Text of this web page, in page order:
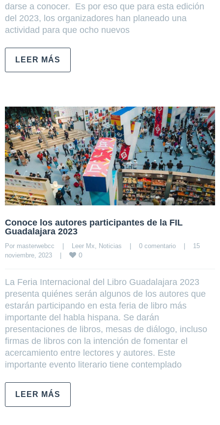
darse a conocer. Es por eso que para esta edición
del 2023, los organizadores han planeado una
actividad para que ocho nuevos
LEER MÁS
Conoce los autores participantes de la FIL
Guadalajara 2023
Por masterwebcc Leer Mx, Noticias 0 comentario
15
noviembre, 2023
0
La Feria Internacional del Libro Guadalajara 2023
presenta quiénes serán algunos de los autores que
estarán participando en esta feria de libro más
importante del habla hispana. Se darán
presentaciones de libros, mesas de diálogo, incluso
firmas de libros con la intención de fomentar el
acercamiento entre lectores y autores. Este
importante evento literario tiene contemplado
LEER MÁS